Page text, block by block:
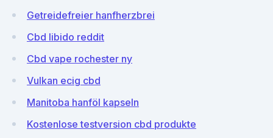
Getreidefreier hanfherzbrei
Cbd libido reddit
Cbd vape rochester ny
Vulkan ecig cbd
Manitoba hanföl kapseln
Kostenlose testversion cbd produkte